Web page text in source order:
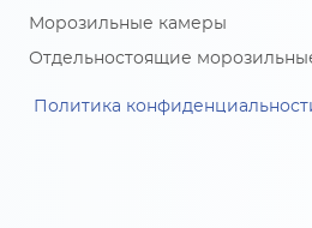
Морозильные камеры
Отдельностоящие
Политика